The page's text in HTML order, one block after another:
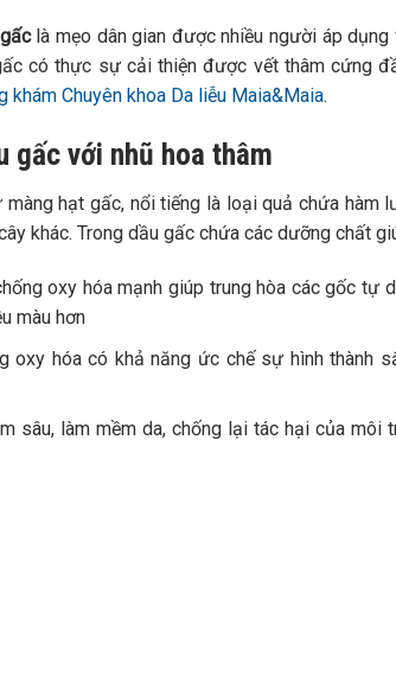
là mẹo dân gian được nhiều người áp dụng
có thực sự cải thiện được vết thâm cứng
khám Chuyên khoa Da liễu Maia&Maia.
gấc với nhũ hoa thâm
hạt gấc, nổi tiếng là loại quả chứa hàm
khác. Trong dầu gấc chứa các dưỡng chất
oxy hóa mạnh giúp trung hòa các gốc tự
màu hơn
oxy hóa có khả năng ức chế sự hình thành
sâu, làm mềm da, chống lại tác hại của